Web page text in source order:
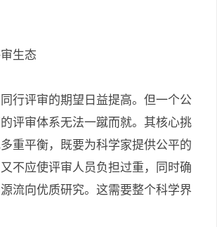
生态
行评审的期望日益提高。但一个公
评审体系无法一蹴而就。其核心挑
重平衡，既要为科学家提供公平的
不应使评审人员负担过重，同时确
流向优质研究。这需要整个科学界